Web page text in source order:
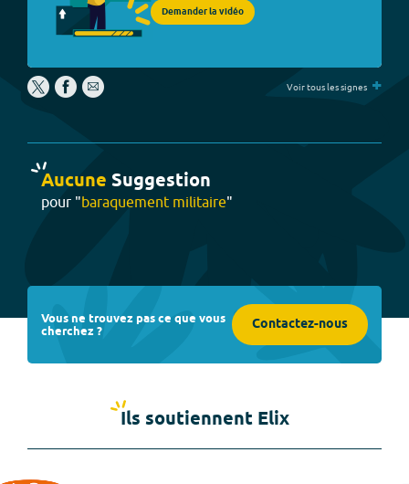
Demander la vidéo
Voir tous les signes +
Aucune Suggestion
pour "baraquement militaire"
Vous ne trouvez pas ce que vous
cherchez ? Contactez-nous
Ils soutiennent Elix